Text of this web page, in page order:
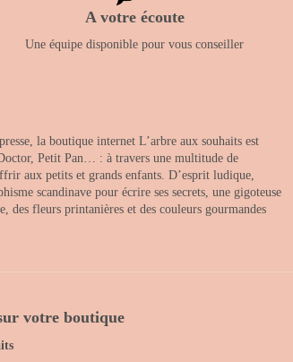
A votre écoute
Une équipe disponible pour vous conseiller
la boutique internet L’arbre aux souhaits est
Petit Pan… : à travers une multitude de
aux petits et grands enfants. D’esprit ludique,
scandinave pour écrire ses secrets, une gigoteuse
des fleurs printanières et des couleurs gourmandes
votre boutique